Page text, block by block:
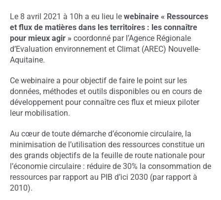
Le 8 avril 2021 à 10h a eu lieu le webinaire « Ressources
et flux de matières dans les territoires : les connaître
pour mieux agir »coordonné par l’Agence Régionale
d’Evaluation environnement et Climat (AREC) Nouvelle-
Aquitaine.
Ce webinaire a pour objectif de faire le point sur les
données, méthodes et outils disponibles ou en cours de
développement pour connaître ces flux et mieux piloter
leur mobilisation.
Au cœur de toute démarche d’économie circulaire, la
minimisation de l’utilisation des ressources constitue un
des grands objectifs de la feuille de route nationale pour
l’économie circulaire : réduire de 30% la consommation de
ressources par rapport au PIB d’ici 2030 (par rapport à
2010).